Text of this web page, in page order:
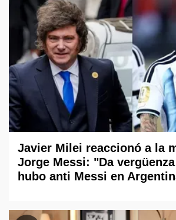
Javier Milei reaccionó a la
Jorge Messi: "Da
hubo anti Messi en